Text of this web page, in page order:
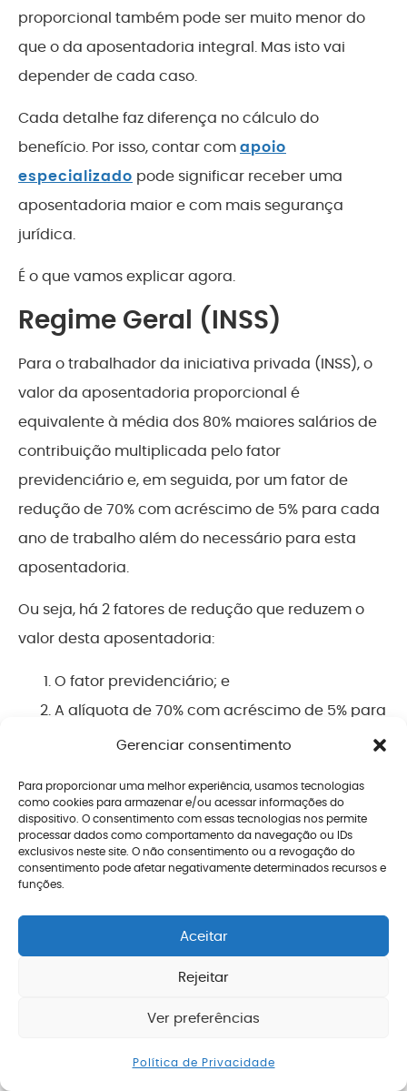
Gerenciar consentimento
Para proporcionar uma melhor experiência, usamos tecnologias
como cookies para armazenar e/ou acessar informações do
dispositivo. O consentimento com essas tecnologias nos permite
processar dados como comportamento da navegação ou IDs
exclusivos neste site. O não consentimento ou a revogação do
consentimento pode afetar negativamente determinados recursos e
funções.
Aceitar
Rejeitar
Ver preferências
Política de Privacidade
proporcional também pode ser muito menor do
que o da aposentadoria integral. Mas isto vai
depender de cada caso.
Cada detalhe faz diferença no cálculo do
benefício. Por isso, contar comapoio
especializado pode significar receber uma
aposentadoria maior e com mais segurança
jurídica.
É o que vamos explicar agora.
Regime Geral (INSS)
Para o trabalhador da iniciativa privada (INSS), o
valor da aposentadoria proporcional é
equivalente à média dos 80% maiores salários de
contribuição multiplicada pelo fator
previdenciário e, em seguida, por um fator de
redução de 70% com acréscimo de 5% para cada
ano de trabalho além do necessário para esta
aposentadoria.
Ou seja, há 2 fatores de redução que reduzem o
valor desta aposentadoria:
O fator previdenciário; e
A alíquota de 70% com acréscimo de 5% para
cada ano de trabalho além do necessário.
como o INSS calcula o valor da sua aposentadoria
nesta situação:
É feita uma média dos seus 80% maiores
1994, monetariamente corrigidos;
Em seguida, é calculado o fator
previdenciário que incidirá sobre esta média
para reduzi-la; e
proporcional será equivalente a 70% desta